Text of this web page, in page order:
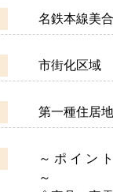
名鉄本線美
市街化区域
第一種住居
～ ポ イ ン ト